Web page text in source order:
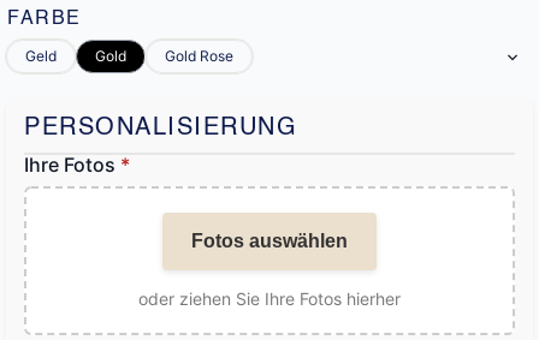
FARBE
Geld Gold Gold Rose
PERSONALISIERUNG
Ihre Fotos *
Fotos auswählen
oder ziehen Sie Ihre Fotos hierher